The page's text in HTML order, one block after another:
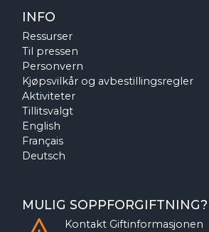
INFO
Ressurser
Til pressen
Personvern
Kjøpsvilkår og avbestillingsregler
Aktiviteter
Tillitsvalgt
English
Français
Deutsch
MULIG SOPPFORGIFTNING?
Kontakt Giftinformasjonen